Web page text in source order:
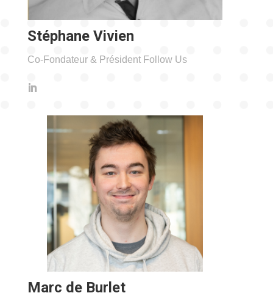
Stéphane Vivien
Co-Fondateur & Président Follow Us
Marc de Burlet